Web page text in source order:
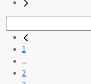
1
...
2